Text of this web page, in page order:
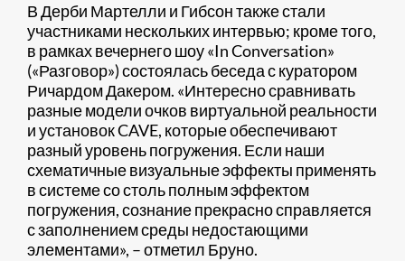
В Дерби Мартелли и Гибсон также стали
участниками нескольких интервью; кроме того,
в рамках вечернего шоу «In Conversation»
(«Разговор») состоялась беседа с куратором
Ричардом Дакером. «Интересно сравнивать
разные модели очков виртуальной реальности
и установок CAVE, которые обеспечивают
разный уровень погружения. Если наши
схематичные визуальные эффекты применять
в системе со столь полным эффектом
погружения, сознание прекрасно справляется
с заполнением среды недостающими
элементами», – отметил Бруно.